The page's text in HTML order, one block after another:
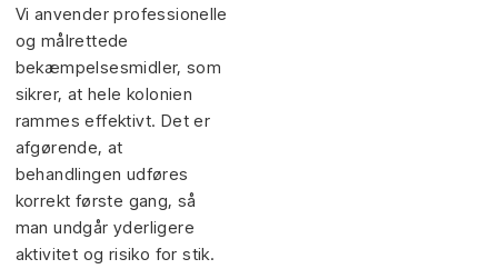
Vi anvender professionelle
og målrettede
bekæmpelsesmidler, som
sikrer, at hele kolonien
rammes effektivt. Det er
afgørende, at
behandlingen udføres
korrekt første gang, så
man undgår yderligere
aktivitet og risiko for stik.